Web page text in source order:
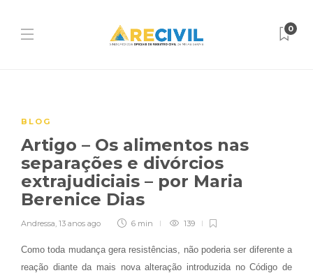
0
BLOG
Artigo – Os alimentos nas
separações e divórcios
extrajudiciais – por Maria
Berenice Dias
Andressa, 13 anos ago 6 min 139
Como toda mudança gera resistências, não poderia ser diferente a
reação diante da mais nova alteração introduzida no Código de